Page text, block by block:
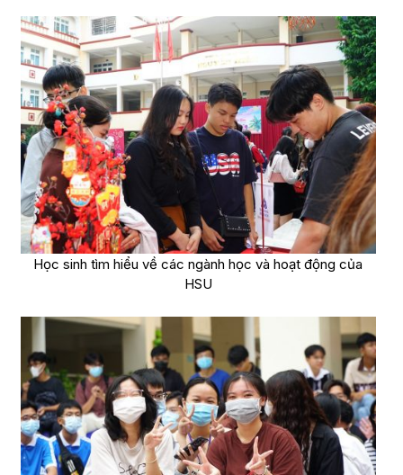
Học sinh tìm hiểu về các ngành học và hoạt động của
HSU